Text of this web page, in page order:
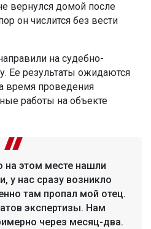
вернулся домой после
он числится без вести
на судебно-
Ее результаты ожидаются
время проведения
работы на объекте
на этом месте нашли
у нас сразу возникло
там пропал мой отец.
экспертизы. Нам
через месяц-два.